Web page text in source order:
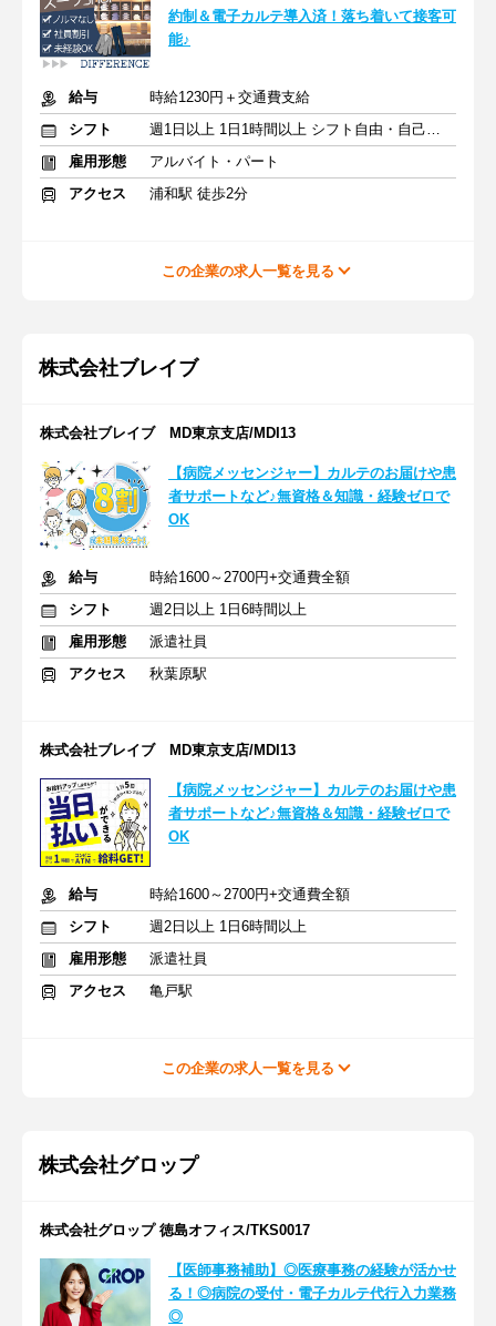
約制＆電子カルテ導入済！落ち着いて接客可
能♪
給与
時給1230円＋交通費支給
シフト
週1日以上 1日1時間以上 シフト自由・自己申告
雇用形態
アルバイト・パート
アクセス
浦和駅 徒歩2分
この企業の求人一覧を見る
株式会社ブレイブ
株式会社ブレイブ MD東京支店/MDI13
【病院メッセンジャー】カルテのお届けや患
者サポートなど♪無資格＆知識・経験ゼロで
OK
給与
時給1600～2700円+交通費全額
シフト
週2日以上 1日6時間以上
雇用形態
派遣社員
アクセス
秋葉原駅
株式会社ブレイブ MD東京支店/MDI13
【病院メッセンジャー】カルテのお届けや患
者サポートなど♪無資格＆知識・経験ゼロで
OK
給与
時給1600～2700円+交通費全額
シフト
週2日以上 1日6時間以上
雇用形態
派遣社員
アクセス
亀戸駅
この企業の求人一覧を見る
株式会社グロップ
株式会社グロップ 徳島オフィス/TKS0017
【医師事務補助】◎医療事務の経験が活かせ
る！◎病院の受付・電子カルテ代行入力業務
◎